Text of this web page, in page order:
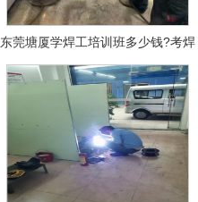
东莞塘厦学焊工培训班多少钱?考焊
工证大概多少钱?